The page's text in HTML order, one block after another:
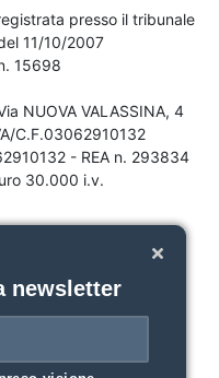
presso il tribunale
11/10/2007
15698
NUOVA VALASSINA, 4
C.F.03062910132
- REA n. 293834
30.000 i.v.
newsletter